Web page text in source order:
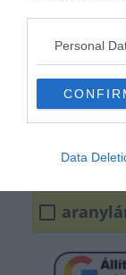
Personal
Data
arany-
arany